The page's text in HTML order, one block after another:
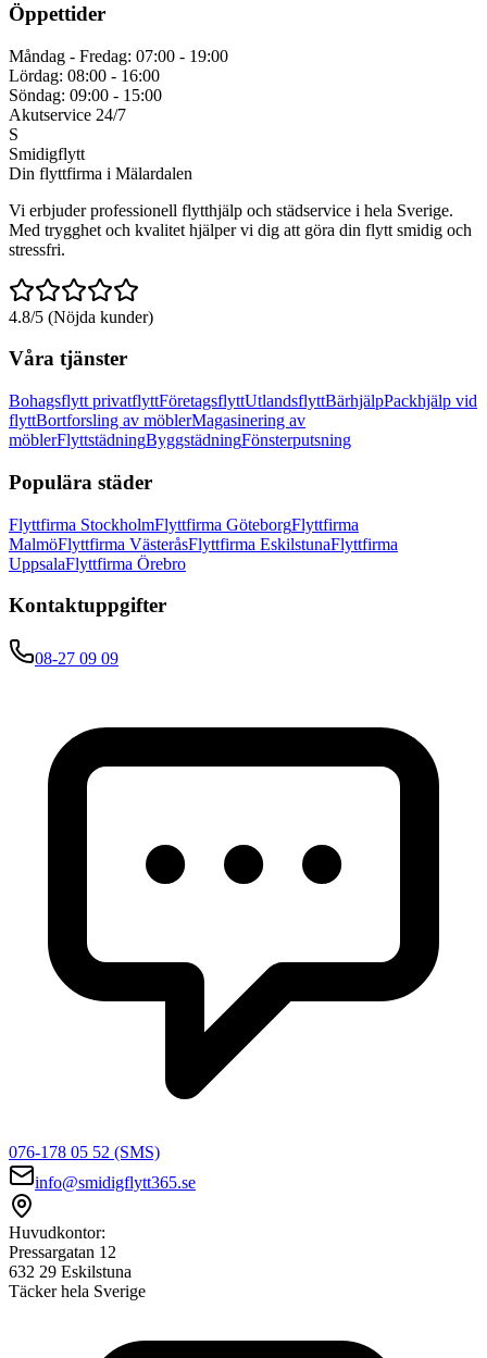
Öppettider
Måndag - Fredag: 07:00 - 19:00
Lördag: 08:00 - 16:00
Söndag: 09:00 - 15:00
Akutservice 24/7
S
Smidigflytt
Din flyttfirma i Mälardalen
Vi erbjuder professionell flytthjälp och städservice i hela Sverige.
Med trygghet och kvalitet hjälper vi dig att göra din flytt smidig och
stressfri.
4.8/5 (Nöjda kunder)
Våra tjänster
Bohagsflytt privatflyttFöretagsflyttUtlandsflyttBärhjälpPackhjälp vid
flyttBortforsling av möblerMagasinering av
möblerFlyttstädningByggstädningFönsterputsning
Populära städer
Flyttfirma StockholmFlyttfirma GöteborgFlyttfirma
MalmöFlyttfirma VästeråsFlyttfirma EskilstunaFlyttfirma
UppsalaFlyttfirma Örebro
Kontaktuppgifter
08-27 09 09
076-178 05 52 (SMS)
info@smidigflytt365.se
Huvudkontor:
Pressargatan 12
632 29 Eskilstuna
Täcker hela Sverige